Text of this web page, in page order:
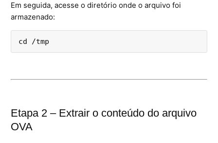
Em seguida, acesse o diretório onde o arquivo foi
armazenado:
cd /tmp
Etapa 2 – Extrair o conteúdo do arquivo
OVA